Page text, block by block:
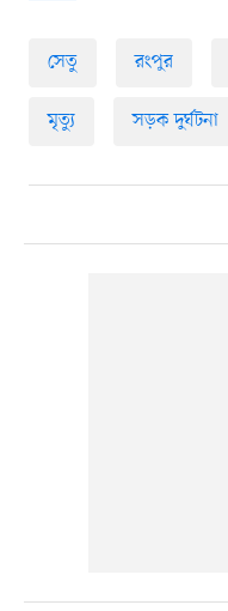
সেতু রংপুর
মৃত্যু সড়ক দুর্ঘটনা